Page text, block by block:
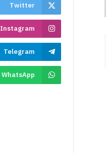
Twitter
Instagram
Telegram
WhatsApp